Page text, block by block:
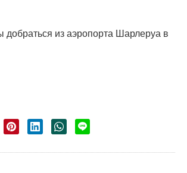
добраться из аэропорта Шарлеруа в